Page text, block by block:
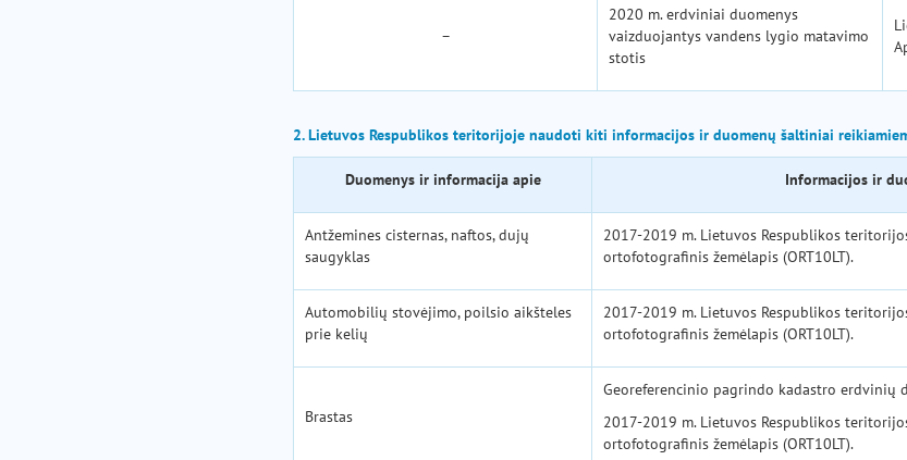
–
2020 m. erdviniai duomenys
vaizduojantys vandens lygio matavimo
stotis
2. Lietuvos Respublikos teritorijoje naudoti kiti informacijos ir duomenų šaltiniai
Duomenys ir informacija apie Informacijos ir
Antžemines cisternas, naftos, dujų
saugyklas
2017-2019 m. Lietuvos Respublikos
ortofotografinis žemėlapis (ORT10LT).
Automobilių stovėjimo, poilsio aikšteles
prie kelių
2017-2019 m. Lietuvos Respublikos
ortofotografinis žemėlapis (ORT10LT).
Brastas
Georeferencinio pagrindo kadastro erdvinių
2017-2019 m. Lietuvos Respublikos
ortofotografinis žemėlapis (ORT10LT).